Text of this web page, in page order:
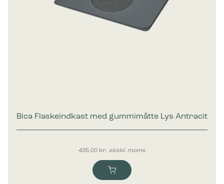
Bica Flaskeindkast med gummimåtte Lys Antracit
435,00 kr. ekskl. moms